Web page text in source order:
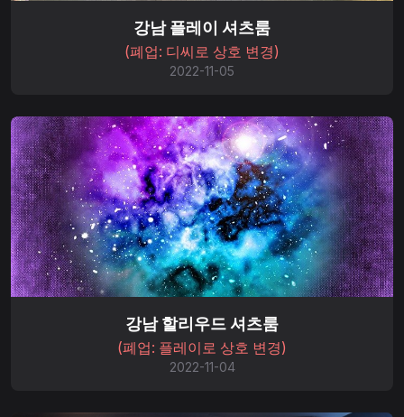
강남 플레이 셔츠룸
(폐업: 디씨로 상호 변경)
2022-11-05
강남 할리우드 셔츠룸
(폐업: 플레이로 상호 변경)
2022-11-04